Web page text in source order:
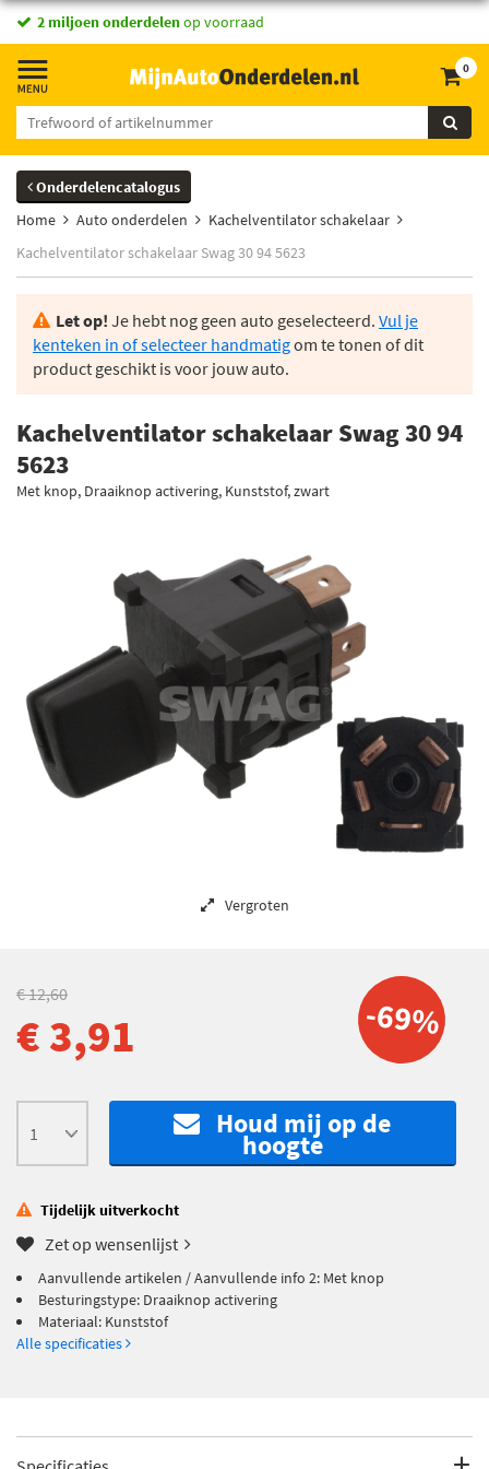
2 miljoen onderdelenop voorraad
0
Onderdelencatalogus
Home
Auto onderdelen
Kachelventilator schakelaar
Kachelventilator schakelaar Swag 30 94 5623
Let op! Je hebt nog geen auto geselecteerd. Vul je
kenteken in of selecteer handmatigom te tonen of dit
product geschikt is voor jouw auto.
Kachelventilator schakelaar Swag 30 94
5623
Met knop, Draaiknop activering, Kunststof, zwart
Vergroten
-69%
€ 12,60
€ 3,91
Houd mij op de
hoogte
Tijdelijk uitverkocht
Zet op wensenlijst
Aanvullende artikelen / Aanvullende info 2: Met knop
Besturingstype: Draaiknop activering
Materiaal: Kunststof
Alle specificaties